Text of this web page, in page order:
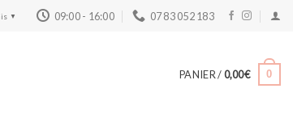
▼ 09:00 - 16:00 07 83 052 183
PANIER /0,00€ 0